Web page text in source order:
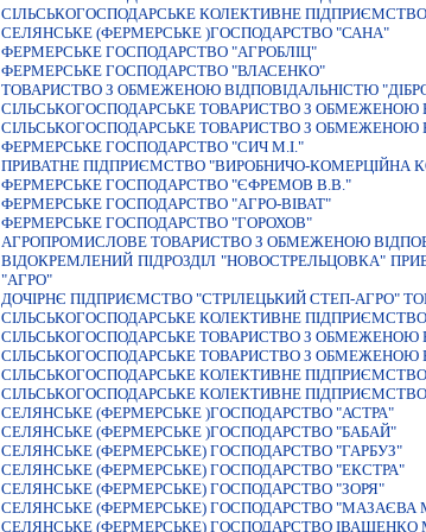
СІЛЬСЬКОГОСПОДАРСЬКЕ КОЛЕКТИВНЕ
СЕЛЯНСЬКЕ (ФЕРМЕРСЬКЕ )ГОСПОДАРСТВО "САНА"
ФЕРМЕРСЬКЕ ГОСПОДАРСТВО "АГРОБЛIЦ"
ФЕРМЕРСЬКЕ ГОСПОДАРСТВО "ВЛАСЕНКО"
ТОВАРИСТВО З ОБМЕЖЕНОЮ ВIДПОВIДАЛЬНIСТЮ
СIЛЬСЬКОГОСПОДАРСЬКЕ ТОВАРИСТВО З ОБМЕЖЕНОЮ
СIЛЬСЬКОГОСПОДАРСЬКЕ ТОВАРИСТВО З
ФЕРМЕРСЬКЕ ГОСПОДАРСТВО "СИЧ М.I."
ПРИВАТНЕ ПIДПРИЄМСТВО "ВИРОБНИЧО-КОМЕРЦIЙНА
ФЕРМЕРСЬКЕ ГОСПОДАРСТВО "ЄФРЕМОВ В.В."
ФЕРМЕРСЬКЕ ГОСПОДАРСТВО "АГРО-ВIВАТ"
ФЕРМЕРСЬКЕ ГОСПОДАРСТВО "ГОРОХОВ"
АГРОПРОМИСЛОВЕ ТОВАРИСТВО З ОБМЕЖЕНОЮ
ВIДОКРЕМЛЕНИЙ ПIДРОЗДIЛ "НОВОСТРЕЛЬЦОВКА"
"АГРО"
ДОЧIРНЄ ПIДПРИЄМСТВО "СТРIЛЕЦЬКИЙ СТЕП-АГРО"
СIЛЬСЬКОГОСПОДАРСЬКЕ КОЛЕКТИВНЕ ПIДПРИЄМСТВО
СIЛЬСЬКОГОСПОДАРСЬКЕ ТОВАРИСТВО З
СIЛЬСЬКОГОСПОДАРСЬКЕ ТОВАРИСТВО З
СІЛЬСЬКОГОСПОДАРСЬКЕ КОЛЕКТИВНЕ
СІЛЬСЬКОГОСПОДАРСЬКЕ КОЛЕКТИВНЕ
СЕЛЯНСЬКЕ (ФЕРМЕРСЬКЕ )ГОСПОДАРСТВО "АСТРА"
СЕЛЯНСЬКЕ (ФЕРМЕРСЬКЕ )ГОСПОДАРСТВО "БАБАЙ"
СЕЛЯНСЬКЕ (ФЕРМЕРСЬКЕ) ГОСПОДАРСТВО "ГАРБУЗ"
СЕЛЯНСЬКЕ (ФЕРМЕРСЬКЕ) ГОСПОДАРСТВО "ЕКСТРА"
СЕЛЯНСЬКЕ (ФЕРМЕРСЬКЕ) ГОСПОДАРСТВО "ЗОРЯ"
СЕЛЯНСЬКЕ (ФЕРМЕРСЬКЕ) ГОСПОДАРСТВО "МАЗАЄВА
СЕЛЯНСЬКЕ (ФЕРМЕРСЬКЕ) ГОСПОДАРСТВО